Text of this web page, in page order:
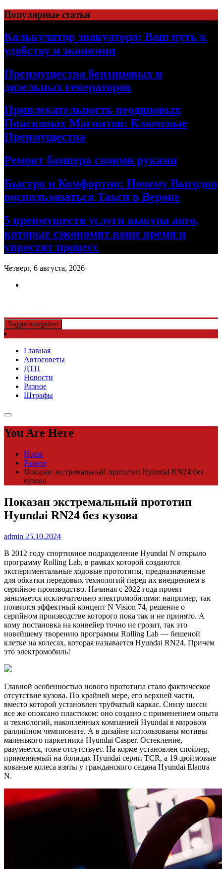
Skip
to
content
Популярные статьи
Калькулятор эвакуатора: Ваш путь к
удобству и экономии
Преимущества бензиновых и
дизельных генераторов
Привлекательность неодиновых
Поисковых Магнитов: Ключевые
Преимущества
Ремонт бампера своими руками
Быстро и Комфортно: Почему Выгодно
воспользоваться Такси в Вероне
5 преимуществ услуги выкупа авто,
которые сэкономят ваше время и
упростят процесс
Четверг, 6 августа, 2026
Toggle navigation
Главная
Автосоветы
ДТП
Новости
Разное
Штрафы
You Are Here
Home
Разное
Показан экстремальный прототип Hyundai RN24 без
кузова
Показан экстремальный прототип
Hyundai RN24 без кузова
admin 25.10.2024
В 2012 году спортивное подразделение Hyundai N открыло
программу Rolling Lab, в рамках которой создаются
экспериментальные ходовые прототипы, предназначенные
для обкатки передовых технологий перед их внедрением в
серийное производство. Начиная с 2022 года проект
занимается исключительно электромобилями: например, так
появился эффектный концепт N Vision 74, решение о
серийном производстве которого пока так и не принято. А
кому постановка на конвейер точно не грозит, так это
новейшему творению программы Rolling Lab — бешеной
клетке на колесах, которая называется Hyundai RN24. Причем
это электромобиль!
Главной особенностью нового прототипа стало фактическое
отсутствие кузова. По крайней мере, его верхней части,
вместо которой установлен трубчатый каркас. Снизу шасси
все же опоясано пластиком: оно создано с применением опыта
и технологий, накопленных компанией Hyundai в мировом
раллийном чемпионате. А в дизайне использованы мотивы
маленького паркетника Hyundai Casper. Остекление,
разумеется, тоже отсутствует. На корме установлен спойлер,
применяемый на болидах Hyundai серии TCR, а 19-дюймовые
кованые колеса взяты у гражданского седана Hyundai Elantra
N.